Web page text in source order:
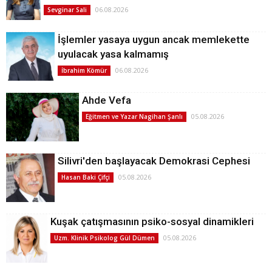
Sevginar Sali 06.08.2026
İşlemler yasaya uygun ancak memlekette
uyulacak yasa kalmamış
İbrahim Kömür 06.08.2026
Ahde Vefa
Eğitmen ve Yazar Nagihan Şanlı 05.08.2026
Silivri'den başlayacak Demokrasi Cephesi
Hasan Baki Çifçi 05.08.2026
Kuşak çatışmasının psiko-sosyal dinamikleri
Uzm. Klinik Psikolog Gül Dümen 05.08.2026